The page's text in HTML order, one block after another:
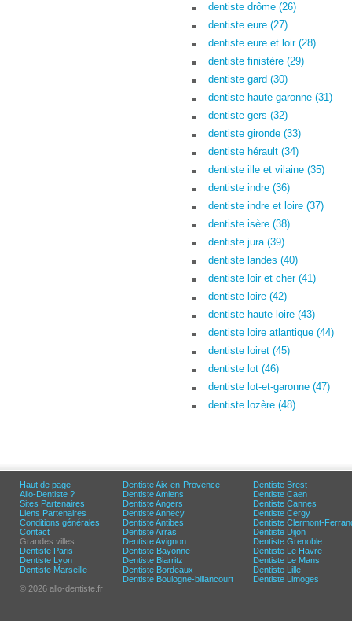
dentiste drôme (26)
dentiste eure (27)
dentiste eure et loir (28)
dentiste finistère (29)
dentiste gard (30)
dentiste haute garonne (31)
dentiste gers (32)
dentiste gironde (33)
dentiste hérault (34)
dentiste ille et vilaine (35)
dentiste indre (36)
dentiste indre et loire (37)
dentiste isère (38)
dentiste jura (39)
dentiste landes (40)
dentiste loir et cher (41)
dentiste loire (42)
dentiste haute loire (43)
dentiste loire atlantique (44)
dentiste loiret (45)
dentiste lot (46)
dentiste lot-et-garonne (47)
dentiste lozère (48)
Haut de page
Allo-Dentiste ?
Sites Partenaires
Liens Partenaires
Conditions générales
Contact
Grandes villes :
Dentiste Paris
Dentiste Lyon
Dentiste Marseille
© 2026 allo-dentiste.fr
Dentiste Aix-en-Provence
Dentiste Amiens
Dentiste Angers
Dentiste Annecy
Dentiste Antibes
Dentiste Arras
Dentiste Avignon
Dentiste Bayonne
Dentiste Biarritz
Dentiste Bordeaux
Dentiste Boulogne-billancourt
Dentiste Brest
Dentiste Caen
Dentiste Cannes
Dentiste Cergy
Dentiste Clermont-
Dentiste Dijon
Dentiste Grenoble
Dentiste Le Havre
Dentiste Le Mans
Dentiste Lille
Dentiste Limoges